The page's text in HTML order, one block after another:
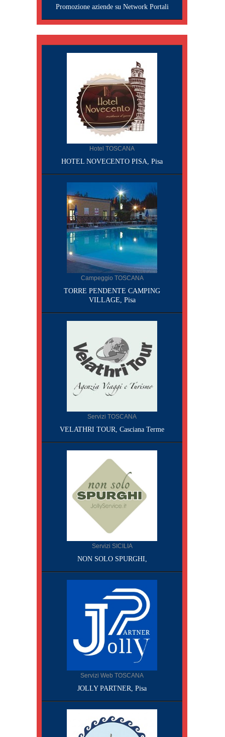
Promozione aziende su Network Portali
Hotel TOSCANA
HOTEL NOVECENTO PISA, Pisa
Campeggio TOSCANA
TORRE PENDENTE CAMPING
VILLAGE, Pisa
Servizi TOSCANA
VELATHRI TOUR, Casciana Terme
Servizi SICILIA
NON SOLO SPURGHI,
Servizi Web TOSCANA
JOLLY PARTNER, Pisa